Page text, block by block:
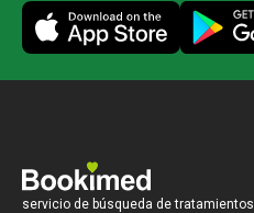
servicio de búsqueda de tratamientos